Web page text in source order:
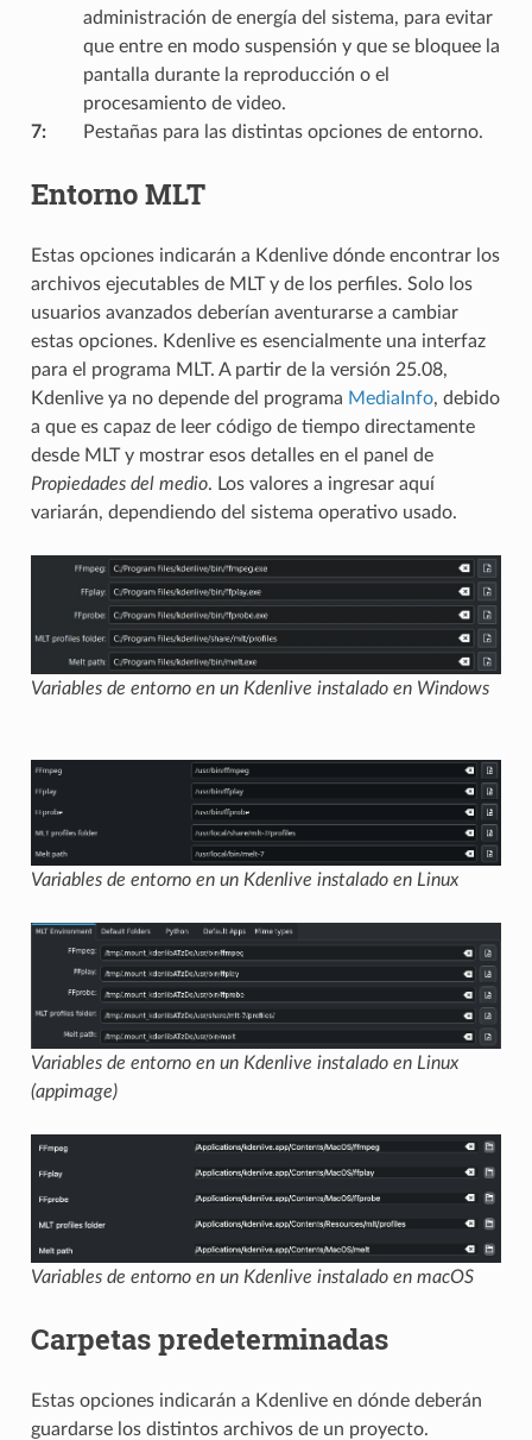
administración de energía del sistema, para evitar
que entre en modo suspensión y que se bloquee la
pantalla durante la reproducción o el
procesamiento de video.
7: Pestañas para las distintas opciones de entorno.
Entorno MLT
Estas opciones indicarán a Kdenlive dónde encontrar los
archivos ejecutables de MLT y de los perfiles. Solo los
usuarios avanzados deberían aventurarse a cambiar
estas opciones. Kdenlive es esencialmente una interfaz
para el programa MLT. A partir de la versión 25.08,
Kdenlive ya no depende del programa MediaInfo, debido
a que es capaz de leer código de tiempo directamente
desde MLT y mostrar esos detalles en el panel de
Propiedades del medio. Los valores a ingresar aquí
variarán, dependiendo del sistema operativo usado.
Variables de entorno en un Kdenlive instalado en Windows
Variables de entorno en un Kdenlive instalado en Linux
Variables de entorno en un Kdenlive instalado en Linux
(appimage)
Variables de entorno en un Kdenlive instalado en macOS
Carpetas predeterminadas
Estas opciones indicarán a Kdenlive en dónde deberán
guardarse los distintos archivos de un proyecto.